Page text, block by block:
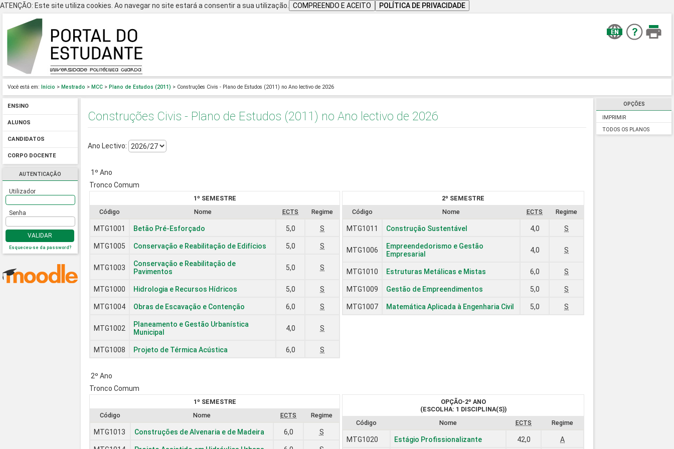
ATENÇÃO: Este site utiliza cookies. Ao navegar no site estará a consentir a sua utilização. COMPREENDO E ACEITO POLÍTICA DE PRIVACIDADE
Você está em: Início > Mestrado > MCC > Plano de Estudos (2011) > Construções Civis - Plano de Estudos (2011) no Ano lectivo de 2026
ENSINO
ALUNOS
CANDIDATOS
CORPO DOCENTE
AUTENTICAÇÃO
Utilizador
Senha
VALIDAR
Esqueceu-se da password?
OPÇÕES
IMPRIMIR
TODOS OS PLANOS
Construções Civis - Plano de Estudos (2011) no Ano lectivo de 2026
Ano Lectivo:
1º Ano
Tronco Comum
1º SEMESTRE
Código
Nome ECTS Regime
MTG1001 Betão Pré-Esforçado 5,0 S
MTG1005 Conservação e Reabilitação de Edifícios 5,0 S
MTG1003
Conservação e Reabilitação de
Pavimentos
5,0 S
MTG1000 Hidrologia e Recursos Hídricos 5,0 S
MTG1004 Obras de Escavação e Contenção 6,0 S
MTG1002
Planeamento e Gestão Urbanística
Municipal
4,0 S
MTG1008 Projeto de Térmica Acústica 6,0 S
2º SEMESTRE
Código
Nome ECTS Regime
MTG1011 Construção Sustentável 4,0 S
MTG1006
Empreendedorismo e Gestão
Empresarial
4,0 S
MTG1010 Estruturas Metálicas e Mistas 6,0 S
MTG1009 Gestão de Empreendimentos 5,0 S
MTG1007 Matemática Aplicada à Engenharia Civil 5,0 S
2º Ano
Tronco Comum
1º SEMESTRE
Código
Nome ECTS Regime
MTG1013 Construções de Alvenaria e de Madeira 6,0 S
OPÇÃO-2º ANO
(ESCOLHA: 1 DISCIPLINA(S))
Código
Nome ECTS Regime
MTG1020 Estágio Profissionalizante 42,0 A